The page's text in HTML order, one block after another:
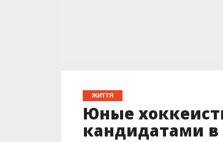
ЖИТТЯ
Юные
кандидатами